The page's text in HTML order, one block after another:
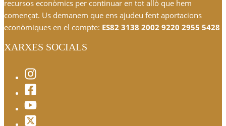
recursos econòmics per continuar en tot allò que hem
començat. Us demanem que ens ajudeu fent aportacions
econòmiques en el compte: ES82 3138 2002 9220 2955 5428
XARXES SOCIALS